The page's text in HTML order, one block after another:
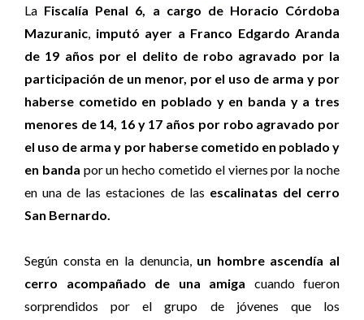
La Fiscalía Penal 6, a cargo de Horacio Córdoba
Mazuranic, imputó ayer a Franco Edgardo Aranda
de 19 años por el delito de robo agravado por la
participación de un menor, por el uso de arma y por
haberse cometido en poblado y en banda y a tres
menores de 14, 16 y 17 años por robo agravado por
el uso de arma y por haberse cometido en poblado y
en banda por un hecho cometido el viernes por la noche
en una de las estaciones de las escalinatas del cerro
San Bernardo.
Según consta en la denuncia, un hombre ascendía al
cerro acompañado de una amiga cuando fueron
sorprendidos por el grupo de jóvenes que los